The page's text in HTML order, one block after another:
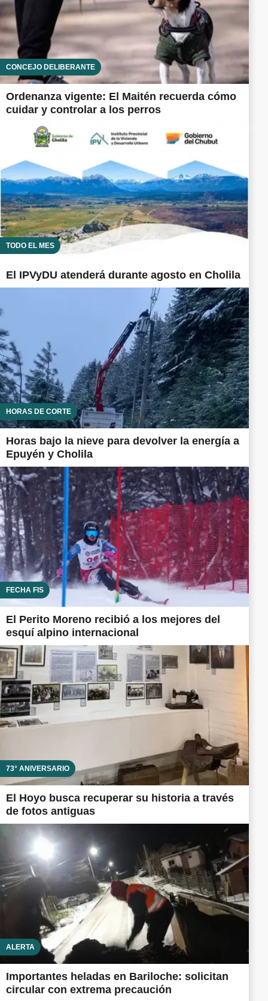
CONCEJO DELIBERANTE
Ordenanza vigente: El Maitén recuerda cómo
cuidar y controlar a los perros
TODO EL MES
El IPVyDU atenderá durante agosto en Cholila
HORAS DE CORTE
Horas bajo la nieve para devolver la energía a
Epuyén y Cholila
FECHA FIS
El Perito Moreno recibió a los mejores del
esquí alpino internacional
73° ANIVERSARIO
El Hoyo busca recuperar su historia a través
de fotos antiguas
ALERTA
Importantes heladas en Bariloche: solicitan
circular con extrema precaución